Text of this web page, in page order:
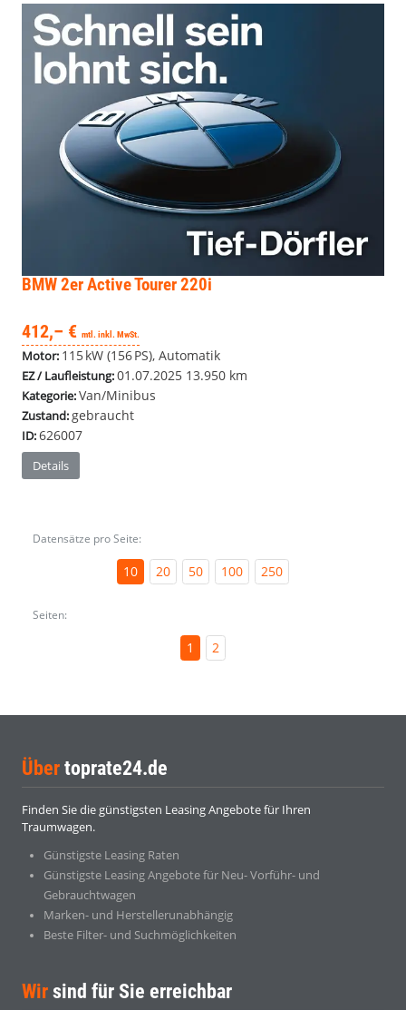
BMW 2er Active Tourer220i
412,– € mtl. inkl. MwSt.
Motor: 115 kW (156 PS), Automatik
EZ / Laufleistung:01.07.2025 13.950 km
Kategorie:Van/Minibus
Zustand:gebraucht
ID:626007
Details
Datensätze pro Seite:
10 20 50 100 250
Seiten:
1 2
Über toprate24.de
Finden Sie die günstigsten Leasing Angebote für Ihren
Traumwagen.
Günstigste Leasing Raten
Günstigste Leasing Angebote für Neu- Vorführ- und
Gebrauchtwagen
Marken- und Herstellerunabhängig
Beste Filter- und Suchmöglichkeiten
Wir sind für Sie erreichbar